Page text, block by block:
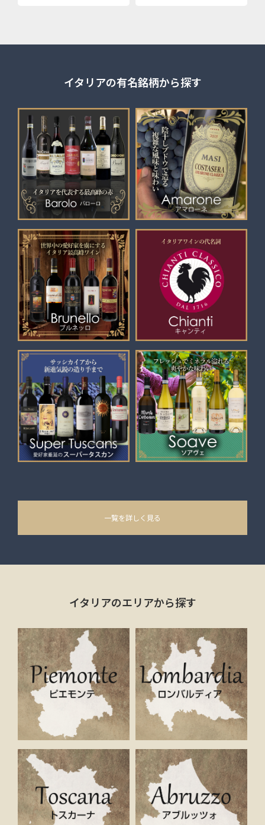
イタリアの有名銘柄から探す
一覧を詳しく見る
イタリアのエリアから探す